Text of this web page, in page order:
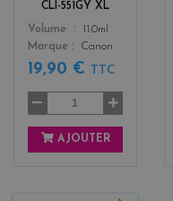
CLI-551GY XL
Color
Volume
11.0ml
Marque
Canon
19,90 € TTC
AJOUTER